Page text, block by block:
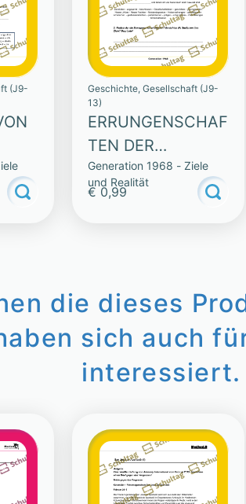
(J9-
Geschichte, Gesellschaft (J9-
13)
ERRUNGENSCHAF
TEN DER
BEWEGUNG
Generation 1968 - Ziele
und Realität
€ 0,99
die dieses
sich auch
interessiert.